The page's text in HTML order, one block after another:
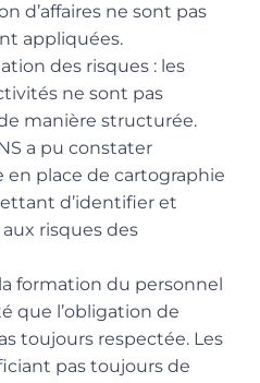
d’affaires ne sont pas
appliquées.
des risques : les
ne sont pas
manière structurée.
a pu constater
en place de cartographie
d’identifier et
risques des
formation du personnel
que l’obligation de
toujours respectée. Les
pas toujours de